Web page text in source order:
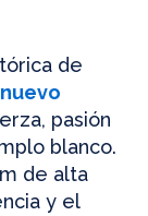
de
pasión
blanco.
de alta
y el